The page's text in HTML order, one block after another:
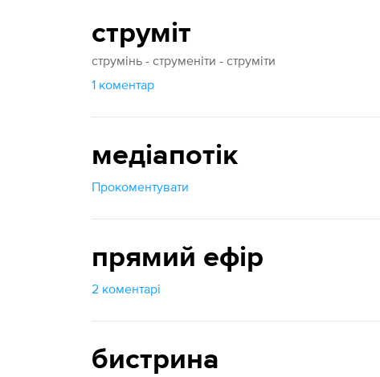
струміт
струмінь - струменіти - струміти
1 коментар
медіапотік
Прокоментувати
прямий ефір
2 коментарі
бистрина